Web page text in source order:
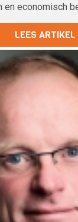
en economisch
LEES ARTIKEL